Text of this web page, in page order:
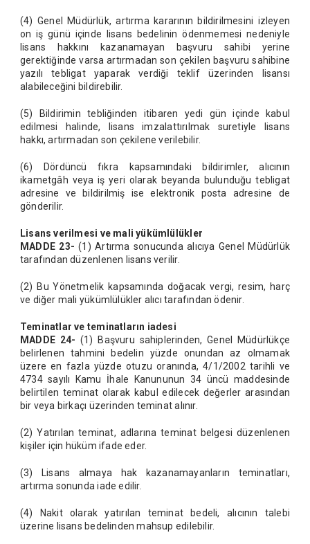
(4) Genel Müdürlük, artırma kararının bildirilmesini izleyen
on iş günü içinde lisans bedelinin ödenmemesi nedeniyle
lisans hakkını kazanamayan başvuru sahibi yerine
gerektiğinde varsa artırmadan son çekilen başvuru sahibine
yazılı tebligat yaparak verdiği teklif üzerinden lisansı
alabileceğini bildirebilir.
(5) Bildirimin tebliğinden itibaren yedi gün içinde kabul
edilmesi halinde, lisans imzalattırılmak suretiyle lisans
hakkı, artırmadan son çekilene verilebilir.
(6) Dördüncü fıkra kapsamındaki bildirimler, alıcının
ikametgâh veya iş yeri olarak beyanda bulunduğu tebligat
adresine ve bildirilmiş ise elektronik posta adresine de
gönderilir.
Lisans verilmesi ve mali yükümlülükler
MADDE 23- (1) Artırma sonucunda alıcıya Genel Müdürlük
tarafından düzenlenen lisans verilir.
(2) Bu Yönetmelik kapsamında doğacak vergi, resim, harç
ve diğer mali yükümlülükler alıcı tarafından ödenir.
Teminatlar ve teminatların iadesi
MADDE 24-(1) Başvuru sahiplerinden, Genel Müdürlükçe
belirlenen tahmini bedelin yüzde onundan az olmamak
üzere en fazla yüzde otuzu oranında, 4/1/2002 tarihli ve
4734 sayılı Kamu İhale Kanununun 34 üncü maddesinde
belirtilen teminat olarak kabul edilecek değerler arasından
bir veya birkaçı üzerinden teminat alınır.
(2) Yatırılan teminat, adlarına teminat belgesi düzenlenen
kişiler için hüküm ifade eder.
(3) Lisans almaya hak kazanamayanların teminatları,
artırma sonunda iade edilir.
(4) Nakit olarak yatırılan teminat bedeli, alıcının talebi
üzerine lisans bedelinden mahsup edilebilir.